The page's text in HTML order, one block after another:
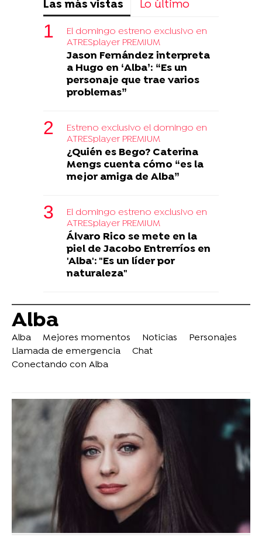
Las más vistas Lo último
El domingo estreno exclusivo en
ATRESplayer PREMIUM
Jason Fernández interpreta
a Hugo en ‘Alba’: “Es un
personaje que trae varios
problemas”
Estreno exclusivo el domingo en
ATRESplayer PREMIUM
¿Quién es Bego? Caterina
Mengs cuenta cómo “es la
mejor amiga de Alba”
El domingo estreno exclusivo en
ATRESplayer PREMIUM
Álvaro Rico se mete en la
piel de Jacobo Entrerríos en
'Alba': "Es un líder por
naturaleza"
Alba
Alba Mejores momentos Noticias
Personajes
Llamada de emergencia
Chat
Conectando con Alba